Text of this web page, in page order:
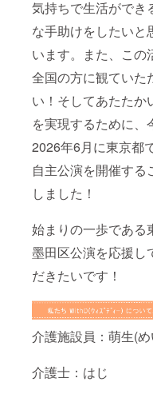
気持ちで生活ができ
な手助けをしたいと
います。また、この
全国の方に観ていた
い！そしてあたたか
を実現するために、
2026年6月に東京都
自主公演を開催する
しました！
始まりの一歩である
墨田区公演を応援し
だきたいです！
介護施設員：萌生(
介護士：はじ